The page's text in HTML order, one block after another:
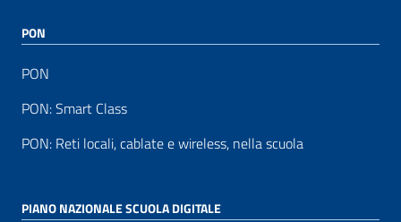
PON
PON
PON: Smart Class
PON: Reti locali, cablate e wireless, nella scuola
PIANO NAZIONALE SCUOLA DIGITALE